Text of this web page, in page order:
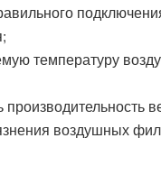
температуру
воздушных